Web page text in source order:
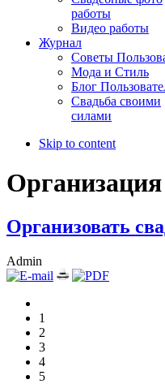
работы
Видео работы
Журнал
Советы
Мода и Стиль
Блог
Свадьба своими
силами
Skip to content
Организация
Организовать
Admin
1
2
3
4
5